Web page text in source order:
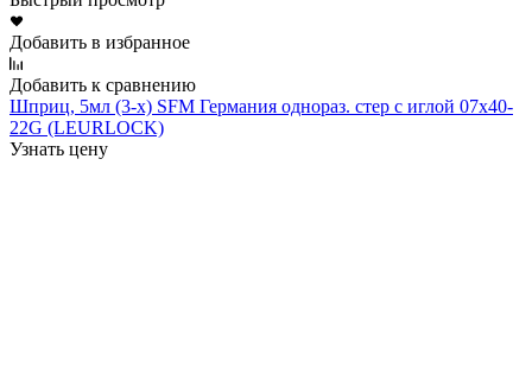
Добавить в избранное
Добавить к сравнению
Шприц, 5мл (3-х) SFM Германия однораз. стер с иглой 07х40-
22G (LEURLOCK)
Узнать цену